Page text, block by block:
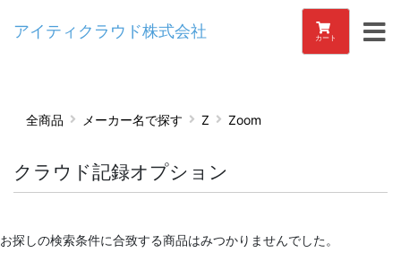
アイティクラウド株式会社 カート
全商品 メーカー名で探す Z Zoom
クラウド記録オプション
お探しの検索条件に合致する商品はみつかりませんでした。